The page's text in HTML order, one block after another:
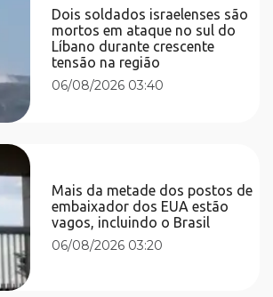
Dois soldados israelenses são
mortos em ataque no sul do
Líbano durante crescente
tensão na região
06/08/2026 03:40
Mais da metade dos postos de
embaixador dos EUA estão
vagos, incluindo o Brasil
06/08/2026 03:20